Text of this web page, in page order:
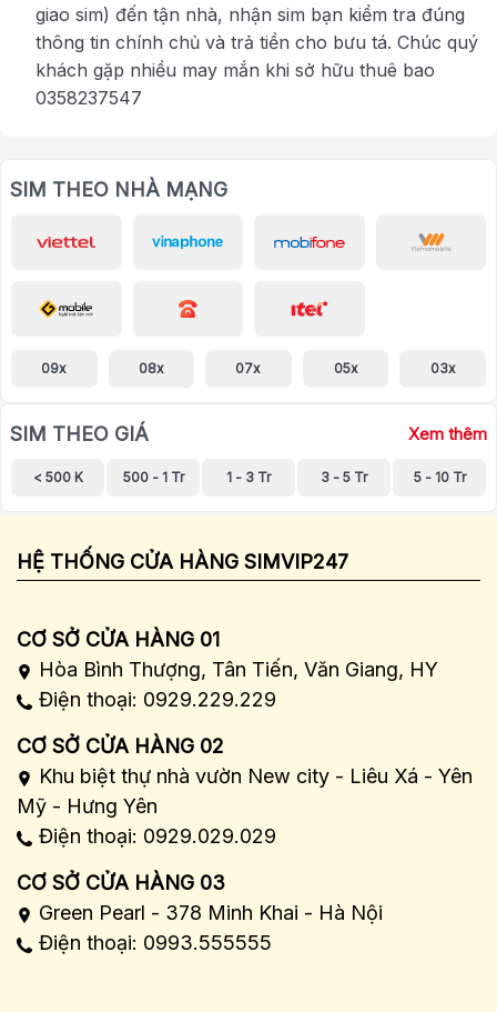
giao sim) đến tận nhà, nhận sim bạn kiểm tra đúng
thông tin chính chủ và trả tiền cho bưu tá. Chúc quý
khách gặp nhiều may mắn khi sở hữu thuê bao
0358237547
SIM THEO NHÀ MẠNG
09x 08x 07x 05x 03x
SIM THEO GIÁ Xem thêm
< 500 K 500 - 1 Tr 1 - 3 Tr 3 - 5 Tr 5 - 10 Tr
HỆ THỐNG CỬA HÀNG SIMVIP247
CƠ SỞ CỬA HÀNG 01
Hòa Bình Thượng, Tân Tiến, Văn Giang, HY
Điện thoại: 0929.229.229
CƠ SỞ CỬA HÀNG 02
Khu biệt thự nhà vườn New city - Liêu Xá - Yên
Mỹ - Hưng Yên
Điện thoại: 0929.029.029
CƠ SỞ CỬA HÀNG 03
Green Pearl - 378 Minh Khai - Hà Nội
Điện thoại: 0993.555555